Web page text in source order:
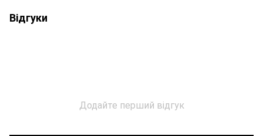
Відгуки
Додайте перший відгук